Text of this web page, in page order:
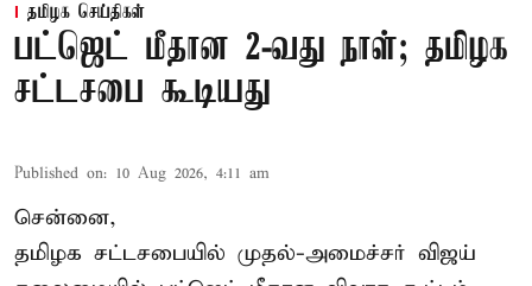
தமிழக செய்திகள்
பட்ஜெட் மீதான 2-வது நாள்; தமிழக
சட்டசபை கூடியது
Published on: 10 Aug 2026, 4:11 am
சென்னை,
தமிழக சட்டசபையில் முதல்-அமைச்சர் விஜய்